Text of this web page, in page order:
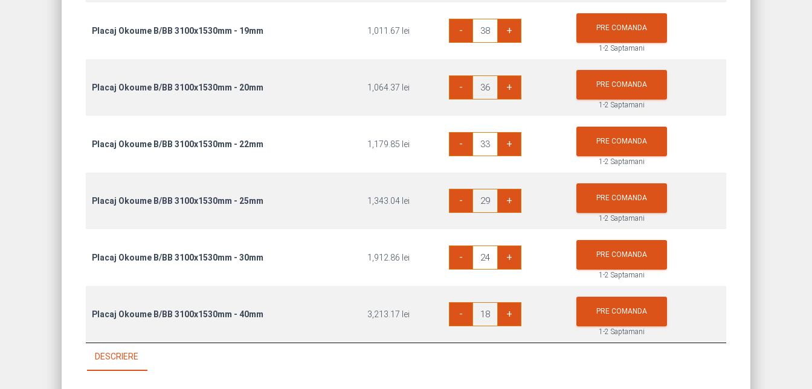
Placaj Okoume B/BB 3100x1530mm - 19mm 1,011.67 lei -
Placaj
+ PRE COMANDA
1-2 Saptamani
Placaj Okoume B/BB 3100x1530mm - 20mm 1,064.37 lei -
Placaj
+ PRE COMANDA
1-2 Saptamani
Placaj Okoume B/BB 3100x1530mm - 22mm 1,179.85 lei -
Placaj
+ PRE COMANDA
1-2 Saptamani
Placaj Okoume B/BB 3100x1530mm - 25mm 1,343.04 lei -
Placaj
+ PRE COMANDA
1-2 Saptamani
Placaj Okoume B/BB 3100x1530mm - 30mm 1,912.86 lei -
Placaj
+ PRE COMANDA
1-2 Saptamani
Placaj Okoume B/BB 3100x1530mm - 40mm 3,213.17 lei -
Placaj
+ PRE COMANDA
1-2 Saptamani
DESCRIERE